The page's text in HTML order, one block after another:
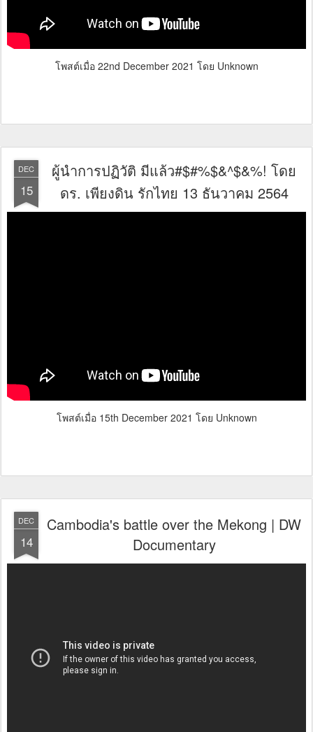
โพสต์เมื่อ 22nd December 2021 โดย Unknown
DEC
15
ผู้นำการปฏิวัติ มีแล้ว#$#%$&^$&%! โดย
ดร. เพียงดิน รักไทย 13 ธันวาคม 2564
โพสต์เมื่อ 15th December 2021 โดย Unknown
DEC
14
Cambodia's battle over the Mekong | DW
Documentary